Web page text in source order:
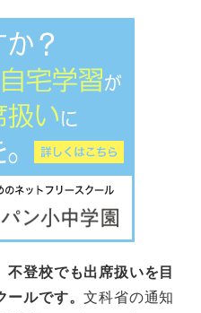
不登校でも出席扱いを目
ールです。文科省の通知